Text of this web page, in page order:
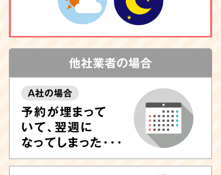
他社業者の場合
A社の場合
予約が埋まって
いて、翌週に
なってしまった･･･